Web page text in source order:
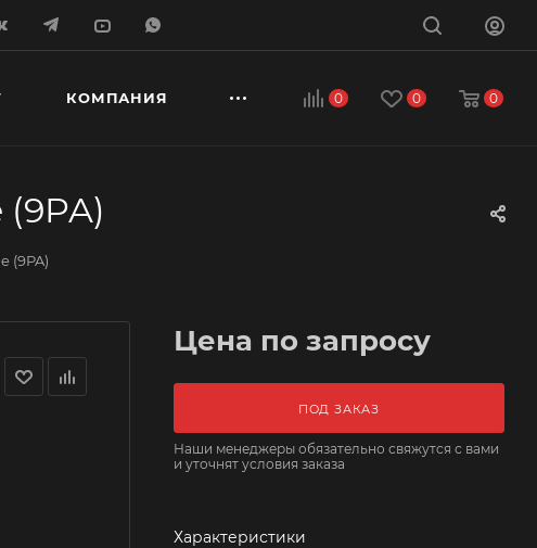
0 0 0
КОМПАНИЯ
(9PA)
Цена по запросу
ПОД ЗАКАЗ
Наши менеджеры обязательно свяжутся с вами
и уточнят условия заказа
Характеристики